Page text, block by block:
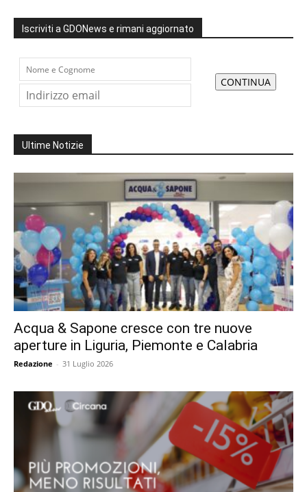
Iscriviti a GDONews e rimani aggiornato
Ultime Notizie
Acqua & Sapone cresce con tre nuove
aperture in Liguria, Piemonte e Calabria
Redazione - 31 Luglio 2026